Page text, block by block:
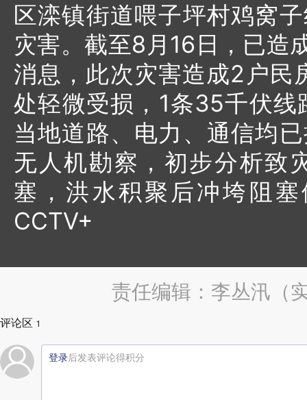
区滦镇街道喂子坪村鸡窝
灾害。截至8月16日，已造
消息，此次灾害造成2户民
处轻微受损，1条35千伏
当地道路、电力、通信均
无人机勘察，初步分析致
塞，洪水积聚后冲垮阻
CCTV+
责任编辑：李丛汛（
评论区 1
登录后发表评论得积分